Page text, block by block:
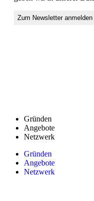
Gründen
Angebote
Netzwerk
Gründen
Angebote
Netzwerk